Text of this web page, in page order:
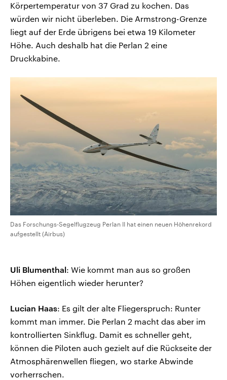
Körpertemperatur von 37 Grad zu kochen. Das
würden wir nicht überleben. Die Armstrong-Grenze
liegt auf der Erde übrigens bei etwa 19 Kilometer
Höhe. Auch deshalb hat die Perlan 2 eine
Druckkabine.
Das Forschungs-Segelflugzeug Perlan II hat einen neuen Höhenrekord
aufgestellt (Airbus)
Uli Blumenthal: Wie kommt man aus so großen
Höhen eigentlich wieder herunter?
Lucian Haas: Es gilt der alte Fliegerspruch: Runter
kommt man immer. Die Perlan 2 macht das aber im
kontrollierten Sinkflug. Damit es schneller geht,
können die Piloten auch gezielt auf die Rückseite der
Atmosphärenwellen fliegen, wo starke Abwinde
vorherrschen.